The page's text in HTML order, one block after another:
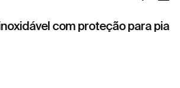
com proteção para pia